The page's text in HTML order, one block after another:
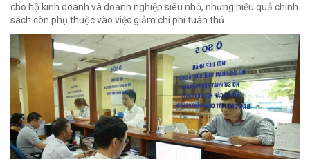
cho hộ kinh doanh và doanh nghiệp siêu nhỏ, nhưng hiệu quả chính
sách còn phụ thuộc vào việc giảm chi phí tuân thủ.